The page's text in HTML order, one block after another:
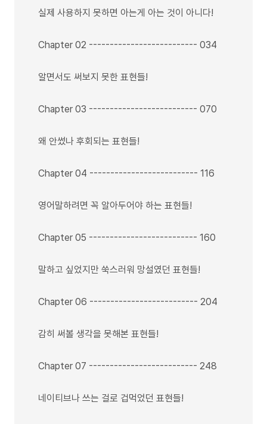
실제 사용하지 못하면 아는게 아는 것이 아니다!
Chapter 02 -------------------------- 034
알면서도 써보지 못한 표현들!
Chapter 03 -------------------------- 070
왜 안썼나 후회되는 표현들!
Chapter 04 -------------------------- 116
영어말하려면 꼭 알아두어야 하는 표현들!
Chapter 05 -------------------------- 160
말하고 싶었지만 쑥스러워 망설였던 표현들!
Chapter 06 -------------------------- 204
감히 써볼 생각을 못해본 표현들!
Chapter 07 -------------------------- 248
네이티브나 쓰는 걸로 겁먹었던 표현들!